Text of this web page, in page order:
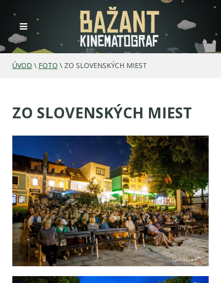
ÚVOD \ FOTO \ ZO SLOVENSKÝCH MIEST
ZO SLOVENSKÝCH MIEST